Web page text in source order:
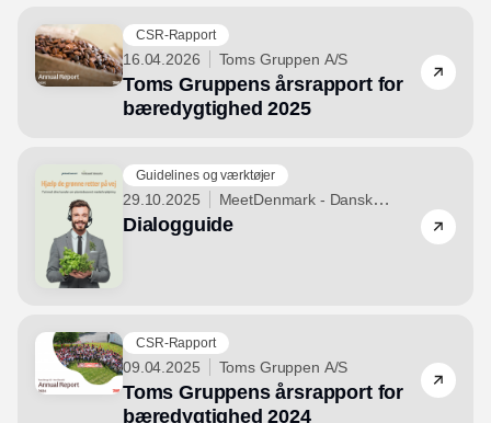
CSR-Rapport
16.04.2026 Toms Gruppen A/S
Toms Gruppens årsrapport for
bæredygtighed 2025
Guidelines og værktøjer
29.10.2025
MeetDenmark - Dansk
Erhvervs- og Mødeturisme
Dialogguide
CSR-Rapport
09.04.2025 Toms Gruppen A/S
Toms Gruppens årsrapport for
bæredygtighed 2024